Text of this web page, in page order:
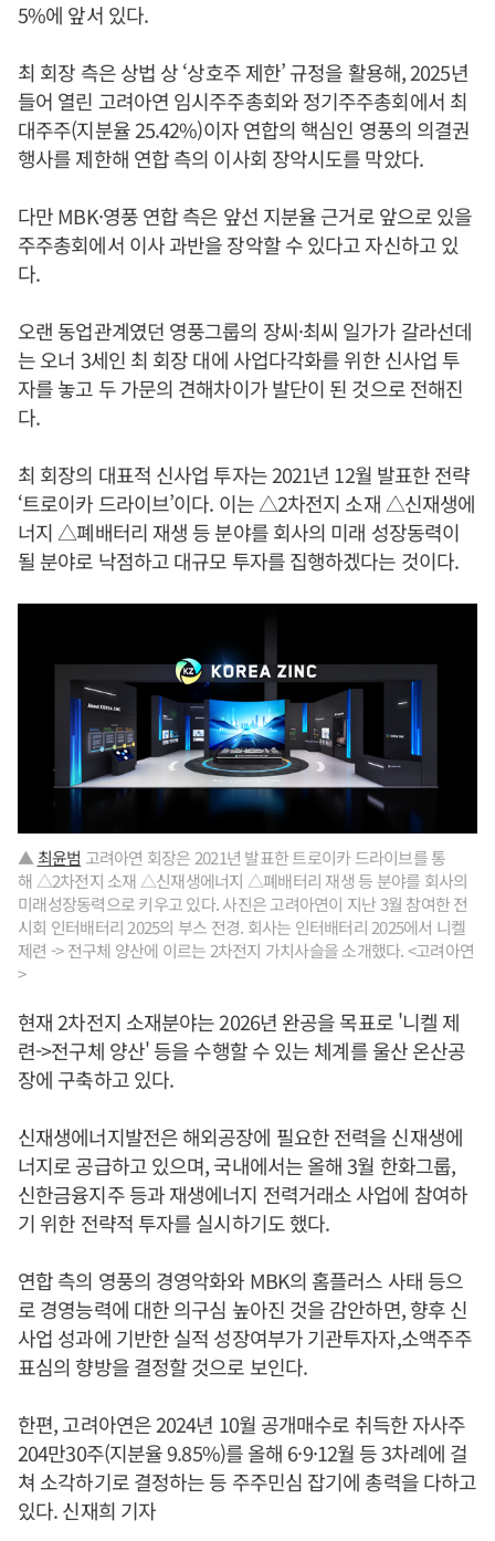
5%에 앞서 있다.
최 회장 측은 상법 상 ‘상호주 제한’ 규정을 활용해, 2025년
들어 열린 고려아연 임시주주총회와 정기주주총회에서 최
대주주(지분율 25.42%)이자 연합의 핵심인 영풍의 의결권
행사를 제한해 연합 측의 이사회 장악시도를 막았다.
다만 MBK·영풍 연합 측은 앞선 지분율 근거로 앞으로 있을
주주총회에서 이사 과반을 장악할 수 있다고 자신하고 있
다.
오랜 동업관계였던 영풍그룹의 장씨·최씨 일가가 갈라선데
는 오너 3세인 최 회장 대에 사업다각화를 위한 신사업 투
자를 놓고 두 가문의 견해차이가 발단이 된 것으로 전해진
다.
최 회장의 대표적 신사업 투자는 2021년 12월 발표한 전략
‘트로이카 드라이브’이다. 이는 △2차전지 소재 △신재생에
너지 △폐배터리 재생 등 분야를 회사의 미래 성장동력이
될 분야로 낙점하고 대규모 투자를 집행하겠다는 것이다.
▲ 최윤범 고려아연 회장은 2021년 발표한 트로이카 드라이브를 통
해 △2차전지 소재 △신재생에너지 △폐배터리 재생 등 분야를 회사의
미래성장동력으로 키우고 있다. 사진은 고려아연이 지난 3월 참여한 전
시회 인터배터리 2025의 부스 전경. 회사는 인터배터리 2025에서 니켈
제련 -> 전구체 양산에 이르는 2차전지 가치사슬을 소개했다. <고려아연
>
현재 2차전지 소재분야는 2026년 완공을 목표로 '니켈 제
련->전구체 양산' 등을 수행할 수 있는 체계를 울산 온산공
장에 구축하고 있다.
신재생에너지발전은 해외공장에 필요한 전력을 신재생에
너지로 공급하고 있으며, 국내에서는 올해 3월 한화그룹,
신한금융지주 등과 재생에너지 전력거래소 사업에 참여하
기 위한 전략적 투자를 실시하기도 했다.
연합 측의 영풍의 경영악화와 MBK의 홈플러스 사태 등으
로 경영능력에 대한 의구심 높아진 것을 감안하면, 향후 신
사업 성과에 기반한 실적 성장여부가 기관투자자,소액주주
표심의 향방을 결정할 것으로 보인다.
한편, 고려아연은 2024년 10월 공개매수로 취득한 자사주
204만30주(지분율 9.85%)를 올해 6·9·12월 등 3차례에 걸
쳐 소각하기로 결정하는 등 주주민심 잡기에 총력을 다하고
있다. 신재희 기자